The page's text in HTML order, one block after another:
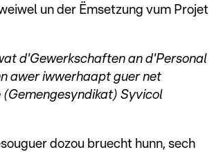
un der Ëmsetzung vum Projet
d'Gewerkschaften an d'Personal
awer iwwerhaapt guer net
Syvicol
dozou bruecht hunn, sech